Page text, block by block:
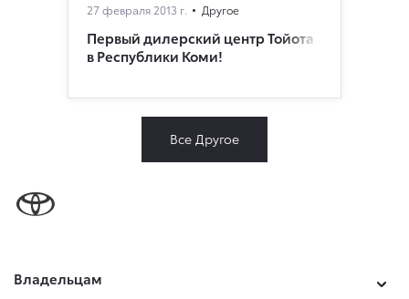
27 февраля 2013 г. Другое
Первый дилерский центр Тойота
в Республики Коми!
Все Другое
Владельцам